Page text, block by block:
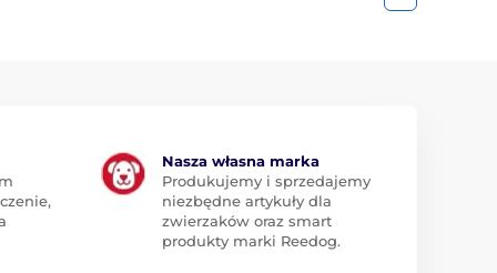
Nasza własna marka
Produkujemy i sprzedajemy
niezbędne artykuły dla
zwierzaków oraz smart
produkty marki Reedog.